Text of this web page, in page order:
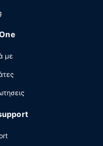
συγκεκριμένων ωρών
π.μ. - 10:30 π.μ..
ρεσεψιόν όλο το
από και προς το
προγραμματισμένων
βρείτε επίσης δωρεάν
με